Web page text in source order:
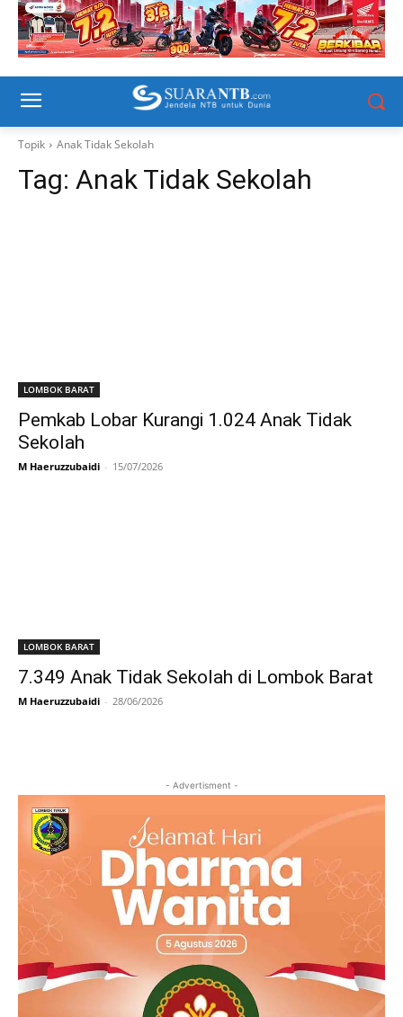
Topik Anak Tidak Sekolah
Tag: Anak Tidak Sekolah
LOMBOK BARAT
Pemkab Lobar Kurangi 1.024 Anak Tidak
Sekolah
M Haeruzzubaidi - 15/07/2026
LOMBOK BARAT
7.349 Anak Tidak Sekolah di Lombok Barat
M Haeruzzubaidi - 28/06/2026
- Advertisment -